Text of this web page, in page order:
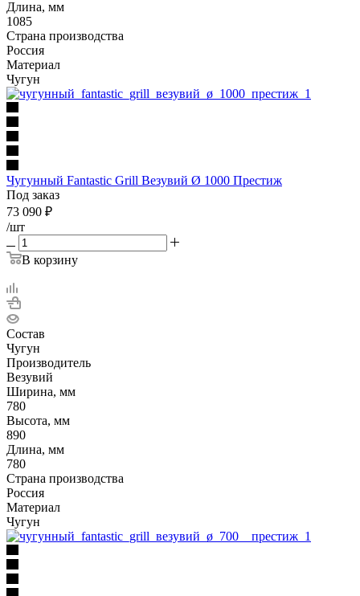
Длина, мм
1085
Страна производства
Россия
Материал
Чугун
Чугунный Fantastic Grill Везувий Ø 1000 Престиж
Под заказ
73 090 ₽
/шт
В корзину
Состав
Чугун
Производитель
Везувий
Ширина, мм
780
Высота, мм
890
Длина, мм
780
Страна производства
Россия
Материал
Чугун